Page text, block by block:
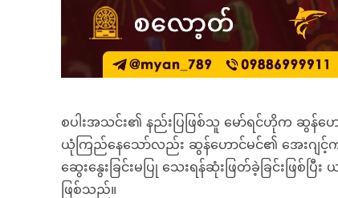
စပါးအသင်း၏ နည်းပြဖြစ်သူ မော်ရင်ဟိုက
ယုံကြည်နေသော်လည်း ဆွန်ဟောင်မင်၏ အေးဂျ
ဆွေးနွေးခြင်းမပြု သေးရန်ဆုံးဖြတ်ခဲ့ခြင်းဖြစ်
ဖြစ်သည်။